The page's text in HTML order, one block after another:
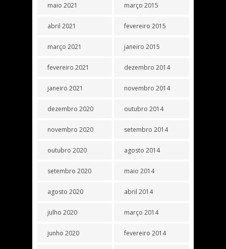
maio 2021
abril 2021
março 2021
fevereiro 2021
janeiro 2021
dezembro 2020
novembro 2020
outubro 2020
setembro 2020
agosto 2020
julho 2020
junho 2020
março 2015
fevereiro 2015
janeiro 2015
dezembro 2014
novembro 2014
outubro 2014
setembro 2014
agosto 2014
maio 2014
abril 2014
março 2014
fevereiro 2014